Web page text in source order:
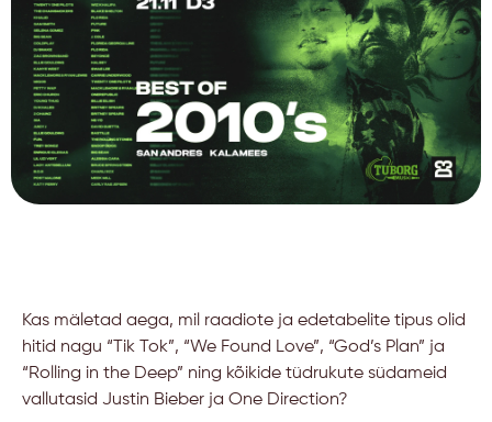
Kas mäletad aega, mil raadiote ja edetabelite tipus olid
hitid nagu “Tik Tok”, “We Found Love”, “God’s Plan” ja
“Rolling in the Deep” ning kõikide tüdrukute südameid
vallutasid Justin Bieber ja One Direction?